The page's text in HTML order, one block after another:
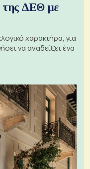
της ΔΕΘ με
χαρακτήρα, για
να αναδείξει ένα